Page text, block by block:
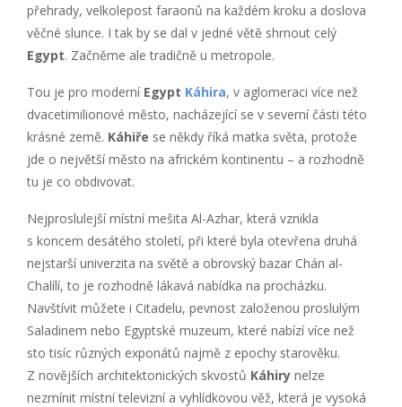
přehrady, velkolepost faraonů na každém kroku a doslova
věčné slunce. I tak by se dal v jedné větě shrnout celý
Egypt. Začněme ale tradičně u metropole.
Tou je pro moderní Egypt Káhira, v aglomeraci více než
dvacetimilionové město, nacházející se v severní části této
krásné země. Káhiře se někdy říká matka světa, protože
jde o největší město na africkém kontinentu – a rozhodně
tu je co obdivovat.
Nejproslulejší místní mešita Al-Azhar, která vznikla
s koncem desátého století, při které byla otevřena druhá
nejstarší univerzita na světě a obrovský bazar Chán al-
Chalílí, to je rozhodně lákavá nabídka na procházku.
Navštívit můžete i Citadelu, pevnost založenou proslulým
Saladinem nebo Egyptské muzeum, které nabízí více než
sto tisíc různých exponátů najmě z epochy starověku.
Z novějších architektonických skvostů Káhiry nelze
nezmínit místní televizní a vyhlídkovou věž, která je vysoká